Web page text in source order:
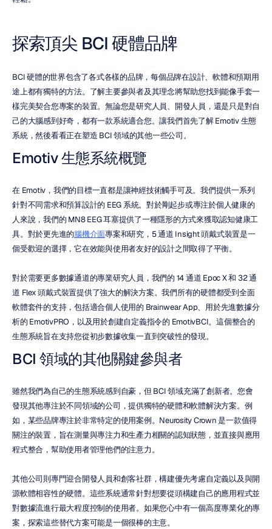
探索頂尖 BCI 硬體品牌
BCI 硬體的世界包含了各式各樣的品牌，每個品牌在設計、軟體和預期用
途上都有獨特的方法。了解主要參與者及其理念將幫助您找到能像手套一
樣完美契合您專案的裝置。無論您是研究人員、開發人員，還是只是對自
己的大腦感到好奇，都有一款系統適合您。讓我們首先了解 Emotiv 生態
系統，然後看看正在塑造 BCI 領域的其他一些公司。
Emotiv 生態系統概覽
在 Emotiv，我們的目標一直都是讓神經技術觸手可及。我們提供一系列
針對不同需求和預算設計的 EEG 系統。對於剛起步或專注於個人健康的
人來說，我們的 MN8 EEG 耳塞提供了一種隱形的方式來獲取認知健康工
具。對於更先進的腦機介面專案和研究，5 通道 Insight 頭戴式裝置是一
個受歡迎的選擇，它在效能與使用者友好的設計之間取得了平衡。
對於需要更多數據通道的專業研究人員，我們的 14 通道 Epoc X 和 32 通
道 Flex 頭戴式裝置提供了強大的解決方案。我們所有的硬體都受到全面
軟體套件的支持，包括適合個人使用的 Brainwear App、用於先進數據分
析的 EmotivPRO，以及用於創建自定義指令的 EmotivBCI。這個整合的
生態系統旨在支持您從初步數據收集一直到突破性的發現。
BCI 領域的其他關鍵參與者
雖然我們為自己的生態系統感到自豪，但 BCI 領域充滿了創新者。您會
發現其他專注於不同領域的公司，提供獨特的硬體和軟體解決方案。例
如，某些品牌專注於非常特定的使用案例。Neurosity Crown 是一款值得
關注的裝置，旨在測量與專注力和生產力相關的認知狀態，並直接與應用
程式整合，幫助使用者管理他們的注意力。
其他公司則專門迎合開發人員和創客社群，構建優先考慮自定義以及與開
源軟體相容性的硬體。這些系統通常針對想要從頭構建自己的應用程式並
對數據流進行最大程度控制的使用者。如果您心中有一個高度專業化的專
案，探索這些替代方案可能是一個很棒的主意。